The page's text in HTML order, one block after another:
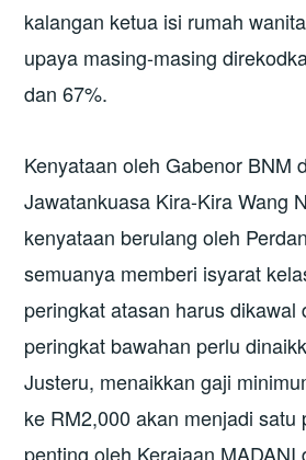
kalangan ketua isi rumah
upaya masing-masing
dan 67%.
Kenyataan oleh Gabenor BNM
Jawatankuasa Kira-Kira Wang
kenyataan berulang oleh
semuanya memberi isyarat
peringkat atasan harus dikawal
peringkat bawahan perlu
Justeru, menaikkan gaji
ke RM2,000 akan menjadi satu
penting oleh Kerajaan MADANI